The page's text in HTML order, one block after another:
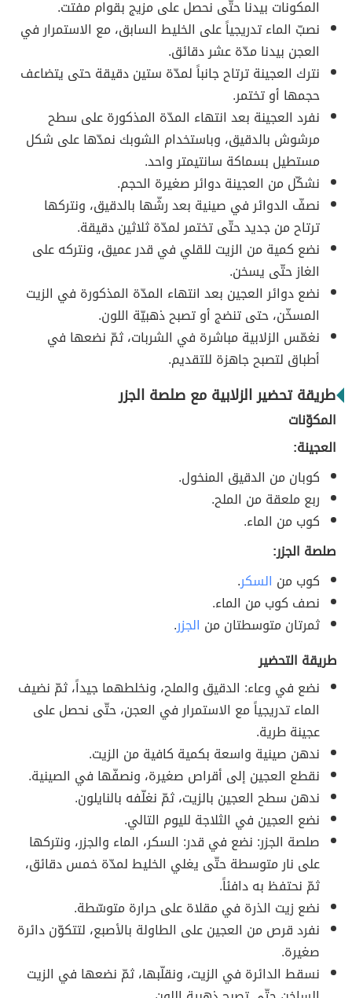
المكونات بيدنا حتّى نحصل على مزيج بقوام مفتت.
نصبّ الماء تدريجياً على الخليط السابق، مع الاستمرار في
العجن بيدنا مدّة عشر دقائق.
نترك العجينة ترتاح جانباً لمدّة ستين دقيقة حتى يتضاعف
حجمها أو تختمر.
نفرد العجينة بعد انتهاء المدّة المذكورة على سطح
مرشوش بالدقيق، وباستخدام الشوبك نمدّها على شكل
مستطيل بسماكة سانتيمتر واحد.
نشكّل من العجينة دوائر صغيرة الحجم.
نصفّ الدوائر في صينية بعد رشّها بالدقيق، ونتركها
ترتاح من جديد حتّى تختمر لمدّة ثلاثين دقيقة.
نضع كمية من الزيت للقلي في قدر عميق، ونتركه على
الغاز حتّى يسخن.
نضع دوائر العجين بعد انتهاء المدّة المذكورة في الزيت
المسخّن، حتى تنضج أو تصبح ذهبيّة اللون.
نغمّس الزلابية مباشرة في الشربات، ثمّ نضعها في
أطباق لتصبح جاهزة للتقديم.
طريقة تحضير الزلابية مع صلصة الجزر
المكوّنات
العجينة:
كوبان من الدقيق المنخول.
ربع ملعقة من الملح.
كوب من الماء.
صلصة الجزر:
كوب من السكر.
نصف كوب من الماء.
ثمرتان متوسطتان من الجزر.
طريقة التحضير
نضع في وعاء: الدقيق والملح، ونخلطهما جيداً، ثمّ نضيف
الماء تدريجياً مع الاستمرار في العجن، حتّى نحصل على
عجينة طرية.
ندهن صينية واسعة بكمية كافية من الزيت.
نقطع العجين إلى أقراص صغيرة، ونصفّها في الصينية.
ندهن سطح العجين بالزيت، ثمّ نغلّفه بالنايلون.
نضع العجين في الثلاجة لليوم التالي.
صلصة الجزر: نضع في قدر: السكر، الماء والجزر، ونتركها
على نار متوسطة حتّى يغلي الخليط لمدّة خمس دقائق،
ثمّ نحتفظ به دافئاً.
نضع زيت الذرة في مقلاة على حرارة متوسّطة.
نفرد قرص من العجين على الطاولة بالأصبع، لتتكوّن دائرة
صغيرة.
نسقط الدائرة في الزيت، ونقلّبها، ثمّ نضعها في الزيت